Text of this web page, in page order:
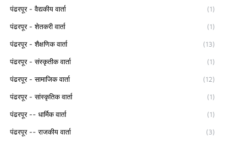
पंढरपूर - वैद्यकीय वार्ता (1)
पंढरपूर - शेतकरी वार्ता (1)
पंढरपूर - शैक्षणिक वार्ता (13)
पंढरपूर - संस्कृतीक वार्ता (1)
पंढरपूर - सामाजिक वार्ता (12)
पंढरपूर - सांस्कृतिक वार्ता (1)
पंढरपूर -- धार्मिक वार्ता (1)
पंढरपूर -- राजकीय वार्ता (3)